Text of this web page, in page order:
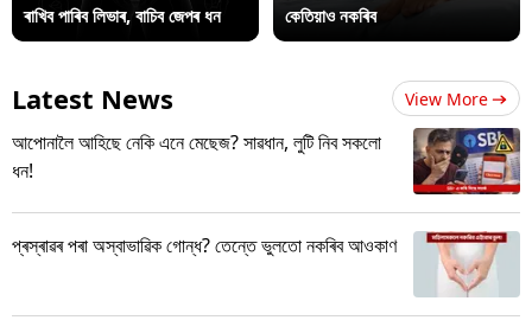
ৰাখিব পাৰিব লিভাৰ, বাচিব জেপৰ ধন
কেতিয়াও নকৰিব
Latest News View More
আপোনালৈ আহিছে নেকি এনে মেছেজ? সাৱধান, লুটি নিব সকলো
ধন!
প্ৰস্ৰাৱৰ পৰা অস্বাভাৱিক গোন্ধ? তেন্তে ভুলতো নকৰিব আওকাণ